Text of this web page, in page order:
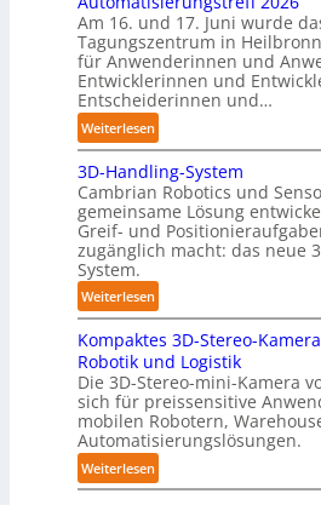
o
t
e
r
b
o
t
Z
ü
r
i
c
h
:
T
r
e
f
f
p
u
n
k
t
f
ü
r
p
Am 16. und 17. Juni wurde
Tagungszentrum in
für Anwenderinnen und
Entwicklerinnen und
Entscheiderinnen und…
Weiterlesen:
A
u
t
o
m
t
i
s
i
e
r
u
n
g
s
3D-Handling-System
Cambrian Robotics und
gemeinsame Lösung
Greif- und
zugänglich macht: das neue
System.
Weiterlesen:
3
D
-
H
a
n
d
l
Kompaktes 3D-Stereo-
Robotik und Logistik
Die 3D-Stereo-mini-Kamera
sich für preissensitive
mobilen Robotern,
Automatisierungslösungen.
Weiterlesen:
K